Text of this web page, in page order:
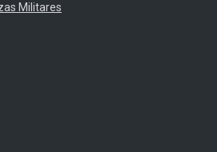
Militares